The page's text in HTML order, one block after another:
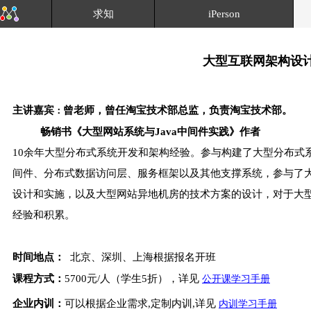
求知 iPerson
大型互联网架构设
主讲嘉宾 ： 曾老师，曾任淘宝技术部总监，负责淘宝技术部。
畅销书《大型网站系统与Java中间件实践》作者
10余年大型分布式系统开发和架构经验。参与构建了大型分布式
间件、分布式数据访问层、服务框架以及其他支撑系统，参与了
设计和实施，以及大型网站异地机房的技术方案的设计，对于大
经验和积累。
时间地点：
北京、深圳、上海根据报名开班
课程方式： 5700元/人（学生5折），详见 公开课学习手册
企业内训： 可以根据企业需求,定制内训,详见 内训学习手册